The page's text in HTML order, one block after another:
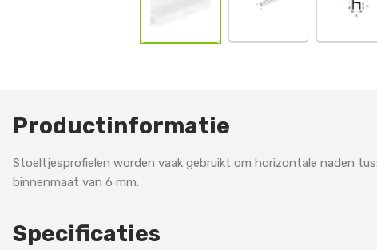
Productinformatie
Stoeltjesprofielen worden vaak gebruikt om horizontale naden
binnenmaat van 6 mm.
Specificaties